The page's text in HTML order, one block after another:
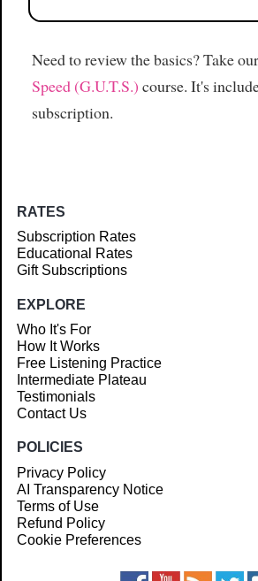
Need to review the basics? Take our
Speed (G.U.T.S.) course. It's
subscription.
RATES
Subscription Rates
Educational Rates
Gift Subscriptions
EXPLORE
Who It's For
How It Works
Free Listening Practice
Intermediate Plateau
Testimonials
Contact Us
POLICIES
Privacy Policy
AI Transparency Notice
Terms of Use
Refund Policy
Cookie Preferences